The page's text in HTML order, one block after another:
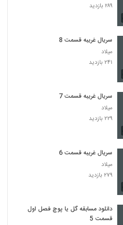
۲۸۹ بازدید
سریال غریبه قسمت 8
میلاد
۲۴۱ بازدید
سریال غریبه قسمت 7
میلاد
۲۲۹ بازدید
سریال غریبه قسمت 6
میلاد
۲۷۹ بازدید
دانلود مسابقه گل یا پوچ فصل اول
قسمت 5